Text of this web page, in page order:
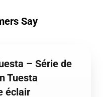
Say
– Série de
Tuesta
éclair